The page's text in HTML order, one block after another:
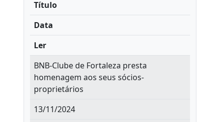
Título
Data
Ler
BNB-Clube de Fortaleza presta
homenagem aos seus sócios-
proprietários
13/11/2024